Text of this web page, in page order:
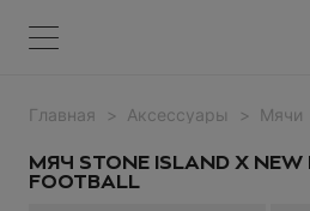
Главная Аксессуары Мячи
МЯЧ STONE ISLAND X NEW
FOOTBALL
Меню
Меню